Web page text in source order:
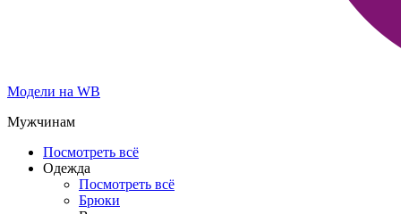
Модели на WB
Мужчинам
Посмотреть всё
Одежда
Посмотреть всё
Брюки